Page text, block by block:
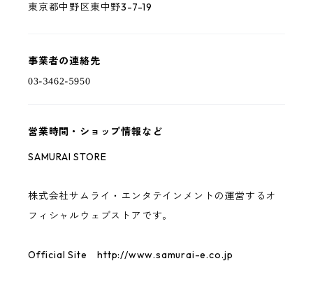
東京都中野区東中野3-7-19
事業者の連絡先
営業時間・ショップ情報など
SAMURAI STORE
株式会社サムライ・エンタテインメントの運営するオ
フィシャルウェブストアです。
Official Site http://www.samurai-e.co.jp